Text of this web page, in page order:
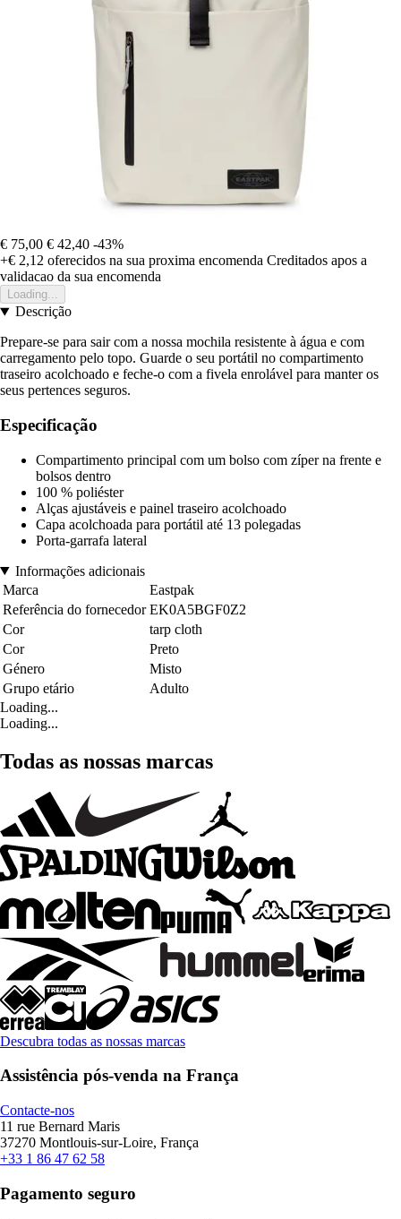
€ 75,00 € 42,40 -43%
+€ 2,12 oferecidos na sua proxima encomenda Creditados apos a
validacao da sua encomenda
Loading...
Descrição
Prepare-se para sair com a nossa mochila resistente à água e com
carregamento pelo topo. Guarde o seu portátil no compartimento
traseiro acolchoado e feche-o com a fivela enrolável para manter os
seus pertences seguros.
Especificação
Compartimento principal com um bolso com zíper na frente e
bolsos dentro
100 % poliéster
Alças ajustáveis e painel traseiro acolchoado
Capa acolchoada para portátil até 13 polegadas
Porta-garrafa lateral
Informações adicionais
Marca
Eastpak
Referência do fornecedor EK0A5BGF0Z2
Cor
tarp cloth
Cor
Preto
Género
Misto
Grupo etário
Adulto
Loading...
Loading...
Todas as nossas marcas
Descubra todas as nossas marcas
Assistência pós-venda na França
Contacte-nos
11 rue Bernard Maris
37270 Montlouis-sur-Loire, França
+33 1 86 47 62 58
Pagamento seguro